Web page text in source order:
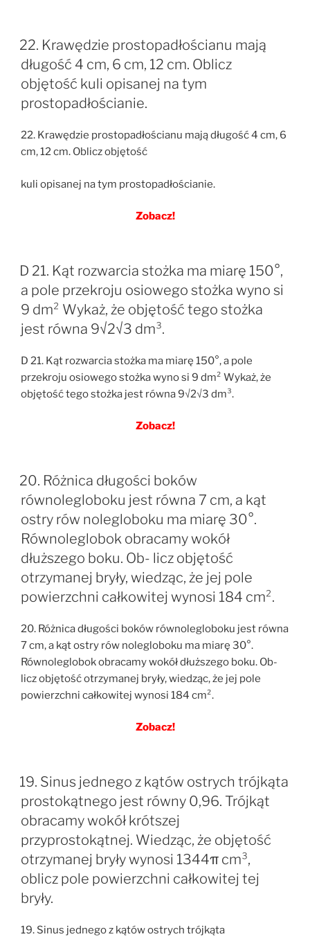
22. Krawędzie prostopadłościanu mają
długość 4 cm, 6 cm, 12 cm. Oblicz
objętość kuli opisanej na tym
prostopadłościanie.
22. Krawędzie prostopadłościanu mają długość 4 cm, 6
cm, 12 cm. Oblicz objętość
kuli opisanej na tym prostopadłościanie.
Zobacz!
D 21. Kąt rozwarcia stożka ma miarę 150°,
a pole przekroju osiowego stożka wyno si
9 dm² Wykaż, że objętość tego stożka
jest równa 9√2√3 dm³.
D 21. Kąt rozwarcia stożka ma miarę 150°, a pole
przekroju osiowego stożka wyno si 9 dm² Wykaż, że
objętość tego stożka jest równa 9√2√3 dm³.
Zobacz!
20. Różnica długości boków
równolegloboku jest równa 7 cm, a kąt
ostry rów nolegloboku ma miarę 30°.
Równoleglobok obracamy wokół
dłuższego boku. Ob- licz objętość
otrzymanej bryły, wiedząc, że jej pole
powierzchni całkowitej wynosi 184 cm².
20. Różnica długości boków równolegloboku jest równa
7 cm, a kąt ostry rów nolegloboku ma miarę 30°.
Równoleglobok obracamy wokół dłuższego boku. Ob-
licz objętość otrzymanej bryły, wiedząc, że jej pole
powierzchni całkowitej wynosi 184 cm².
Zobacz!
19. Sinus jednego z kątów ostrych trójkąta
prostokątnego jest równy 0,96. Trójkąt
obracamy wokół krótszej
przyprostokątnej. Wiedząc, że objętość
otrzymanej bryły wynosi 1344π cm³,
oblicz pole powierzchni całkowitej tej
bryły.
19. Sinus jednego z kątów ostrych trójkąta